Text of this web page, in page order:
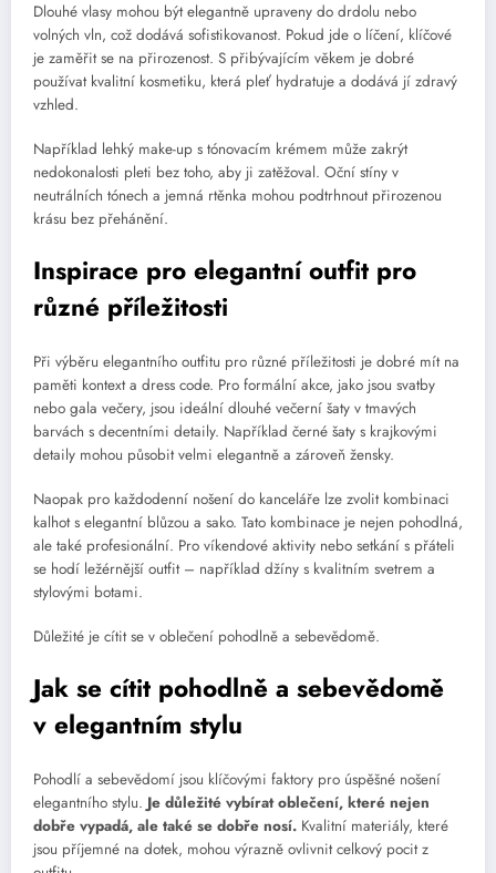
Dlouhé vlasy mohou být elegantně upraveny do drdolu nebo
volných vln, což dodává sofistikovanost. Pokud jde o líčení, klíčové
je zaměřit se na přirozenost. S přibývajícím věkem je dobré
používat kvalitní kosmetiku, která pleť hydratuje a dodává jí zdravý
vzhled.
Například lehký make-up s tónovacím krémem může zakrýt
nedokonalosti pleti bez toho, aby ji zatěžoval. Oční stíny v
neutrálních tónech a jemná rtěnka mohou podtrhnout přirozenou
krásu bez přehánění.
Inspirace pro elegantní outfit pro
různé příležitosti
Při výběru elegantního outfitu pro různé příležitosti je dobré mít na
paměti kontext a dress code. Pro formální akce, jako jsou svatby
nebo gala večery, jsou ideální dlouhé večerní šaty v tmavých
barvách s decentními detaily. Například černé šaty s krajkovými
detaily mohou působit velmi elegantně a zároveň žensky.
Naopak pro každodenní nošení do kanceláře lze zvolit kombinaci
kalhot s elegantní blůzou a sako. Tato kombinace je nejen pohodlná,
ale také profesionální. Pro víkendové aktivity nebo setkání s přáteli
se hodí ležérnější outfit – například džíny s kvalitním svetrem a
stylovými botami.
Důležité je cítit se v oblečení pohodlně a sebevědomě.
Jak se cítit pohodlně a sebevědomě
v elegantním stylu
Pohodlí a sebevědomí jsou klíčovými faktory pro úspěšné nošení
elegantního stylu. Je důležité vybírat oblečení, které nejen
dobře vypadá, ale také se dobře nosí. Kvalitní materiály, které
jsou příjemné na dotek, mohou výrazně ovlivnit celkový pocit z